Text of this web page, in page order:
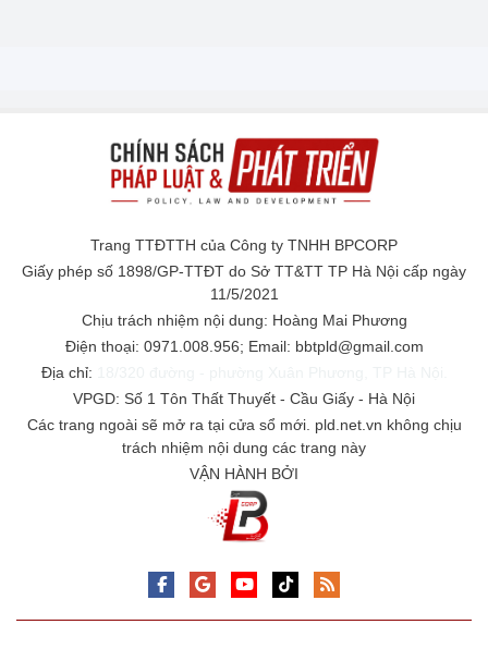
Trang TTĐTTH của Công ty TNHH BPCORP
Giấy phép số 1898/GP-TTĐT do Sở TT&TT TP Hà Nội cấp ngày
11/5/2021
Chịu trách nhiệm nội dung: Hoàng Mai Phương
Điện thoại: 0971.008.956; Email: bbtpld@gmail.com
Địa chỉ:
VPGD: Số 1 Tôn Thất Thuyết - Cầu Giấy - Hà Nội
Các trang ngoài sẽ mở ra tại cửa sổ mới. pld.net.vn không chịu
trách nhiệm nội dung các trang này
VẬN HÀNH BỞI